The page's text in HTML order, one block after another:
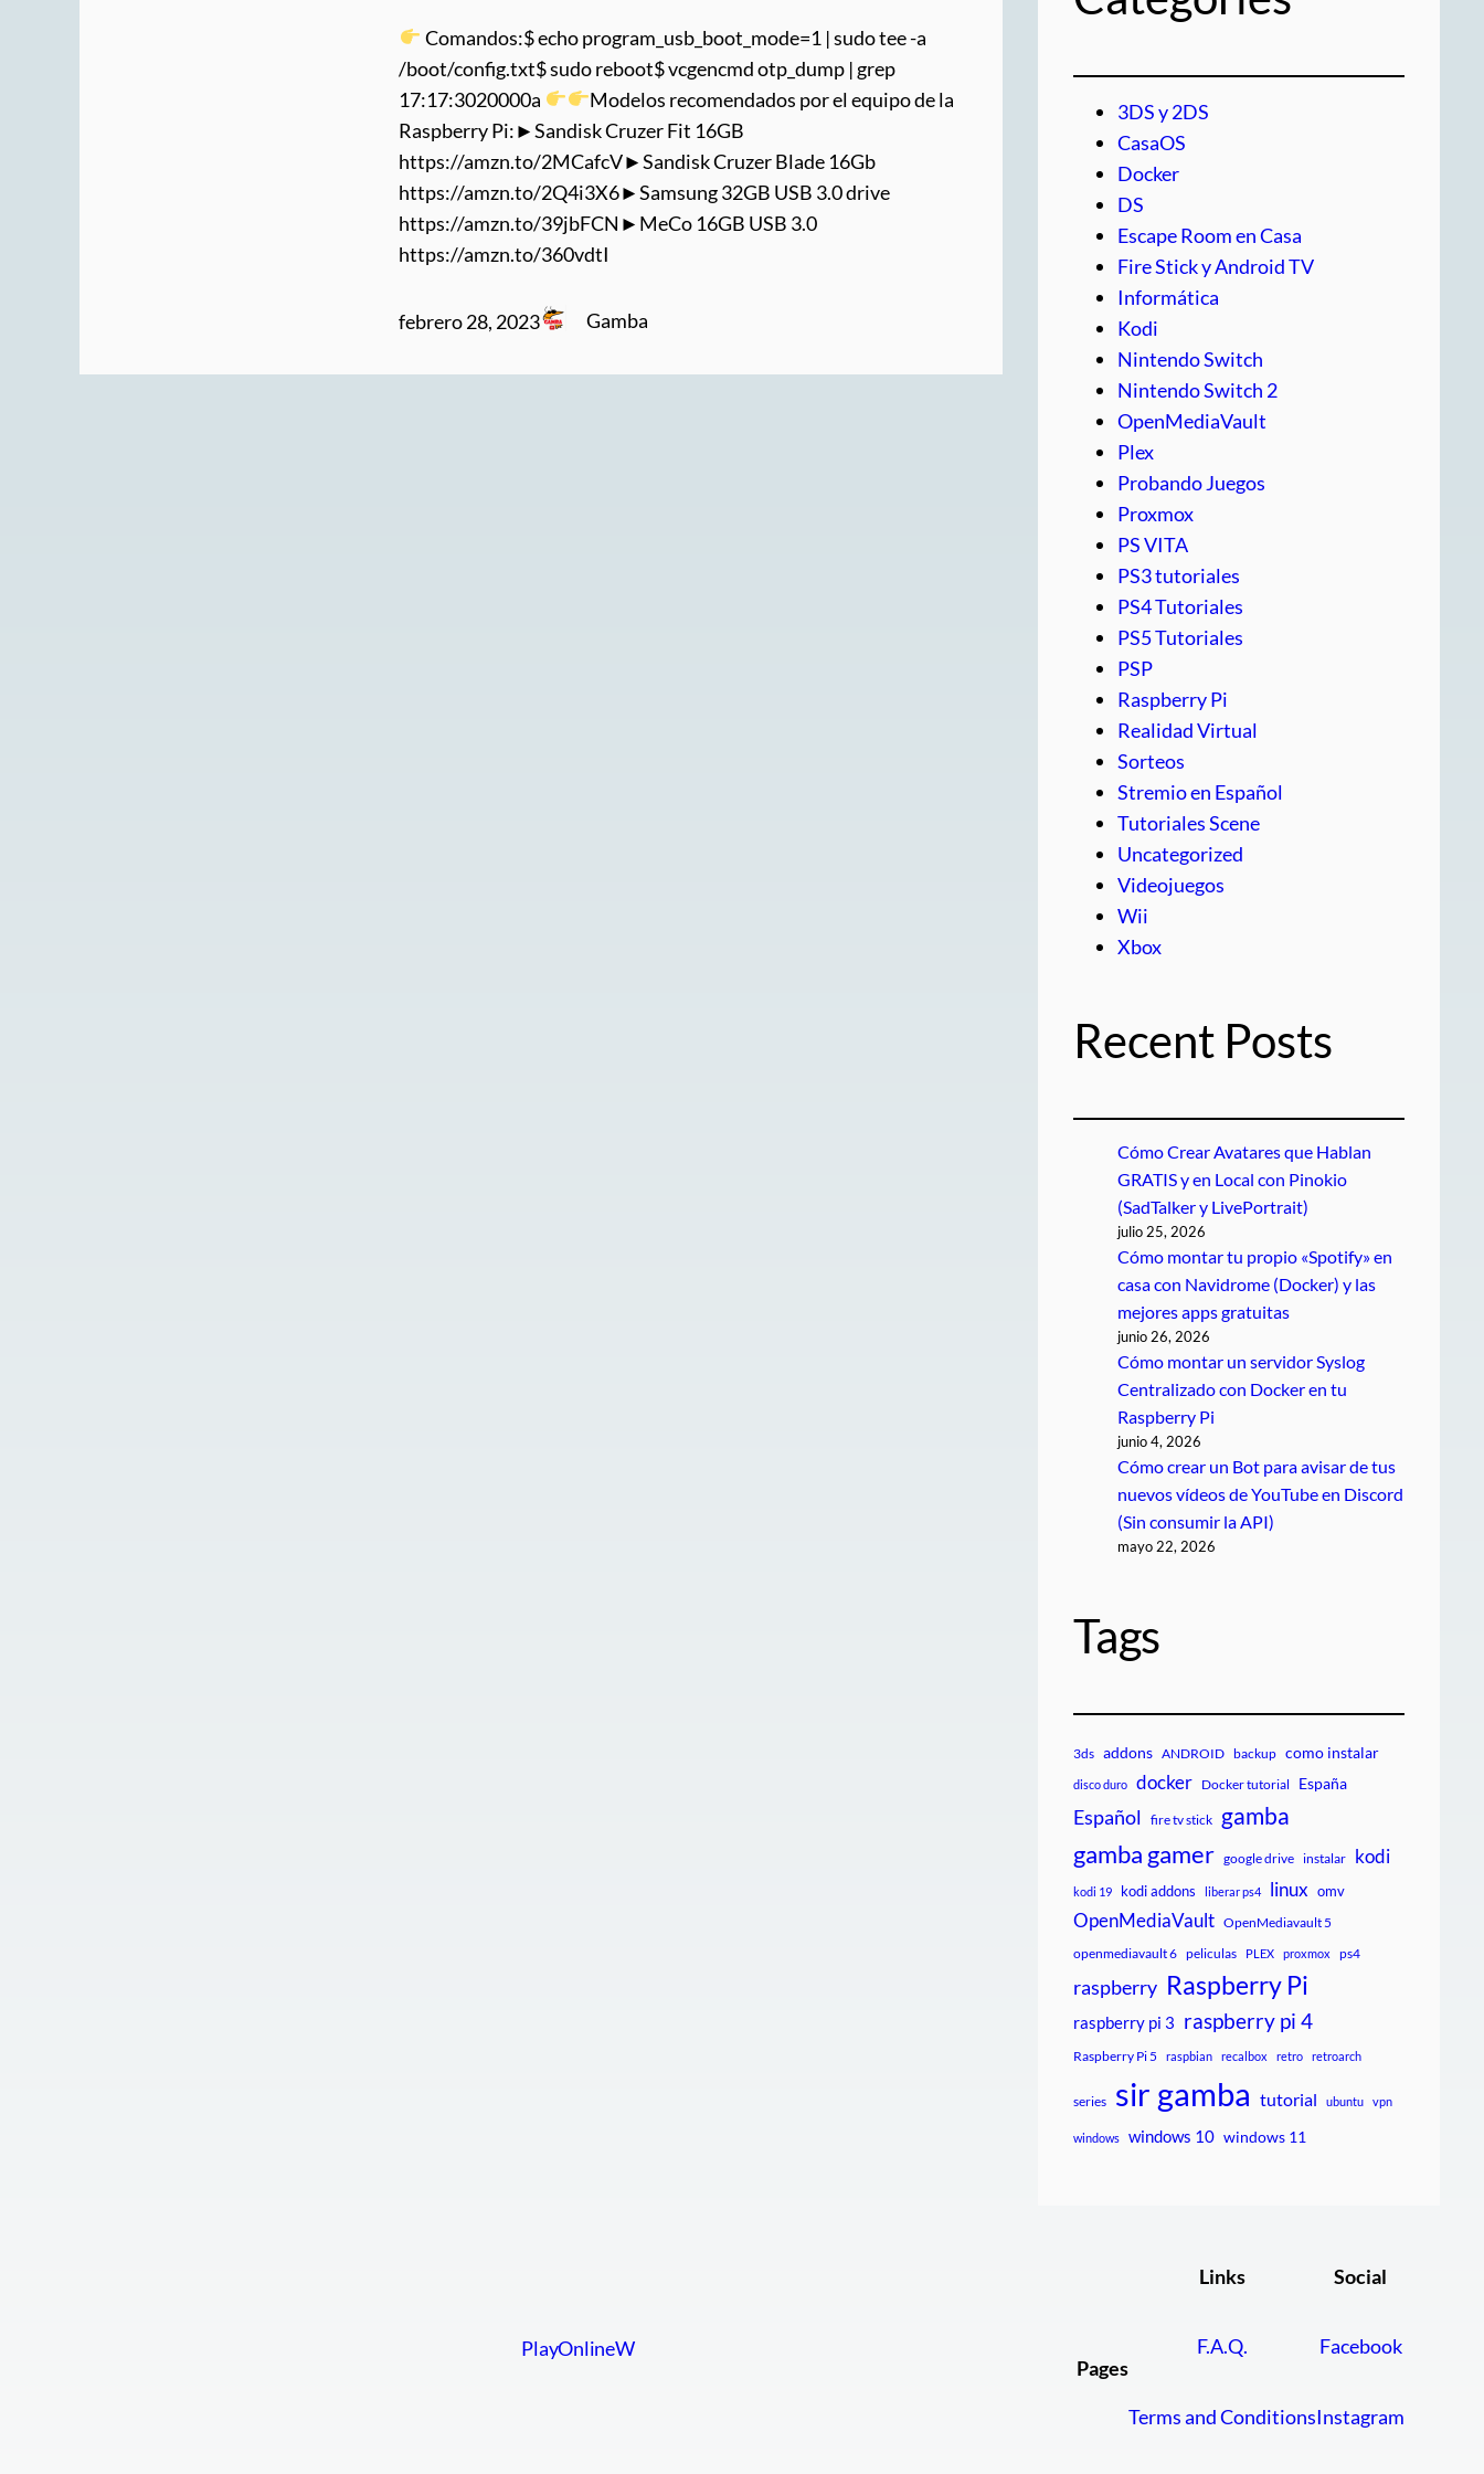
Comandos:$ echo program_usb_boot_mode=1 | sudo tee -a
/boot/config.txt$ sudo reboot$ vcgencmd otp_dump | grep
17:17:3020000a
Modelos recomendados por el equipo de la
Raspberry Pi:►Sandisk Cruzer Fit 16GB
https://amzn.to/2MCafcV►Sandisk Cruzer Blade 16Gb
https://amzn.to/2Q4i3X6►Samsung 32GB USB 3.0 drive
https://amzn.to/39jbFCN►MeCo 16GB USB 3.0
https://amzn.to/360vdtI
febrero 28, 2023 Gamba
3DS y 2DS
CasaOS
Docker
DS
Escape Room en Casa
Fire Stick y Android TV
Informática
Kodi
Nintendo Switch
Nintendo Switch 2
OpenMediaVault
Plex
Probando Juegos
Proxmox
PS VITA
PS3 tutoriales
PS4 Tutoriales
PS5 Tutoriales
PSP
Raspberry Pi
Realidad Virtual
Sorteos
Stremio en Español
Tutoriales Scene
Uncategorized
Videojuegos
Wii
Xbox
Recent Posts
Cómo Crear Avatares que Hablan
GRATIS y en Local con Pinokio
(SadTalker y LivePortrait)
julio 25, 2026
Cómo montar tu propio «Spotify» en
casa con Navidrome (Docker) y las
mejores apps gratuitas
junio 26, 2026
Cómo montar un servidor Syslog
Centralizado con Docker en tu
Raspberry Pi
junio 4, 2026
Cómo crear un Bot para avisar de tus
nuevos vídeos de YouTube en Discord
(Sin consumir la API)
mayo 22, 2026
Tags
3ds addons ANDROID backup como instalar
disco duro docker Docker tutorial España
Español fire tv stick gamba
gamba gamer google drive instalar kodi
kodi 19 kodi addons liberar ps4 linux omv
OpenMediaVault OpenMediavault 5
openmediavault 6 peliculas PLEX proxmox ps4
raspberry Raspberry Pi
raspberry pi 3 raspberry pi 4
Raspberry Pi 5 raspbian recalbox retro retroarch
series sir gamba tutorial ubuntu vpn
windows windows 10 windows 11
PlayOnlineW
Pages
Links
F.A.Q.
Terms and Conditions
Social
Facebook
Instagram